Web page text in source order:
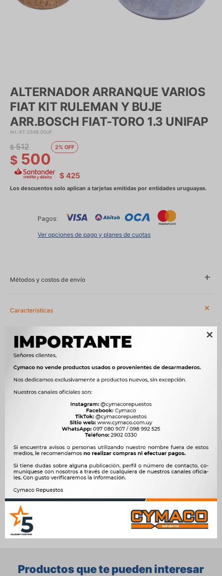

ALTERNADOR ARRANQUE VARIOS
FIAT KIT RULEMAN Y BUJE
ARR.BOSCH FIAT-TORO 1.3 UNIFAP
KT.0348.00UF
$ 500
$ 512 2
$ 425
Pagos:
Ver opciones de pago y planes de cuotas
Métodos y costos de envío
Características
Año 2022 - 2025, 2024 - 2026
Compatibilidad
Modelo
COMMANDER, COMPASS, FASTBACK, PULSE, RENEGADE, TORO
1.0 Turbo 130CV GSE T200 NAFTA, 1.3 Turbo 185CV GSE T270
   
Ver mas productos de la marca Unifap
Productos que te pueden interesar